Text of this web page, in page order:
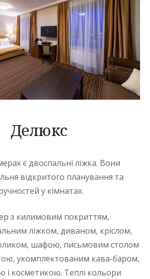
Делюкс
є двоспальні ліжка. Вони
відкритого планування та
у кімнатах.
з килимовим покриттям,
ліжком, диваном, кріслом,
шафою, письмовим столом
укомплектованим кава-баром,
і косметикою. Теплі кольори